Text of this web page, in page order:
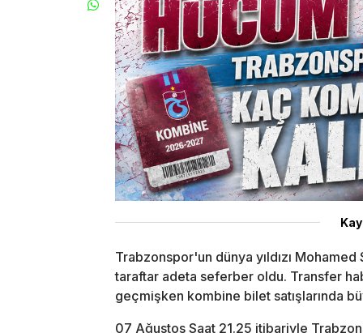
Trabzonspor'un dünya yıldızı
taraftar adeta seferber oldu. Transfer
geçmişken kombine bilet satışlarında
07 Ağustos Saat 21.25 itibariyle